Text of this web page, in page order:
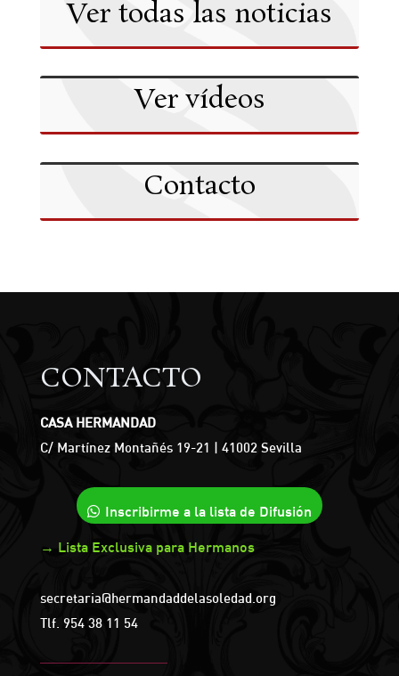
Ver todas las noticias
Ver vídeos
Contacto
CONTACTO
CASA HERMANDAD
C/ Martínez Montañés 19-21 | 41002 Sevilla
Inscribirme a la lista de Difusión
→ Lista Exclusiva para Hermanos
secretaria@hermandaddelasoledad.org
Tlf. 954 38 11 54